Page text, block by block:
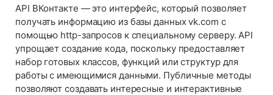
API ВКонтакте — это интерфейс, который позволяет
получать информацию из базы данных vk.com с
помощью http-запросов к специальному серверу. API
упрощает создание кода, поскольку предоставляет
набор готовых классов, функций или структур для
работы с имеющимися данными. Публичные методы
позволяют создавать интересные и интерактивные